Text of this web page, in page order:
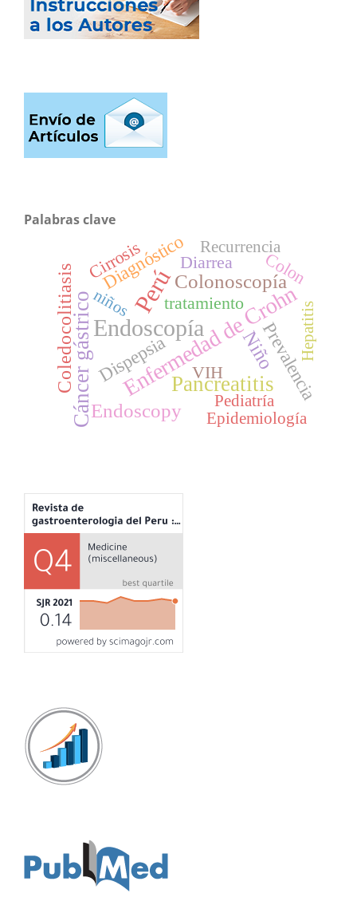
Palabras clave
Perú
Endoscopía
Enfermedad de Crohn
Pancreatitis
Cáncer gástrico
Colonoscopía
Coledocolitiasis
Endoscopy
Niño
Diagnóstico
Prevalencia
Dispepsia
tratamiento
Cirrosis Colon
VIH
Diarrea
Pediatría
Epidemiología
Hepatitis
Recurrencia
niños